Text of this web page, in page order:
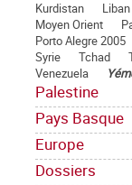
Kurdistan
Liban
Moyen Orient
Porto Alegre 2005
Syrie
Tchad
Venezuela
Palestine
Pays Basque
Europe
Dossiers